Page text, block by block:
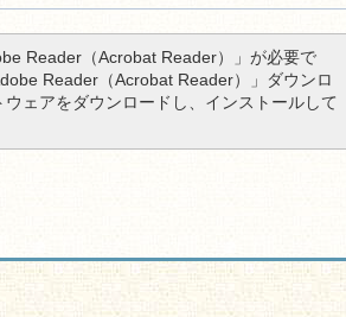
Reader（Acrobat Reader）」が必要で
Reader（Acrobat Reader）」ダウンロ
ェアをダウンロードし、インストールして